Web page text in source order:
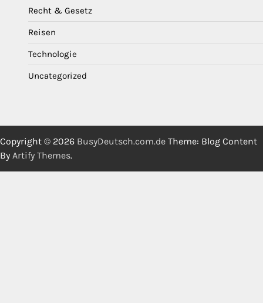
Recht & Gesetz
Reisen
Technologie
Uncategorized
Copyright © 2026 BusyDeutsch.com.de Theme: Blog Content
By Artify Themes.